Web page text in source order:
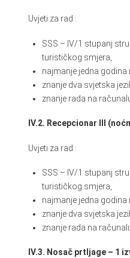
Uvjeti za rad :
SSS – IV/1 stupanj
turističkog smjera,
najmanje jedna
znanje dva svjetska
znanje rada na
IV.2. Recepcionar III
Uvjeti za rad :
SSS – IV/1 stupanj
turističkog smjera,
najmanje jedna
znanje dva svjetska
znanje rada na
IV.3. Nosač prtljage – 1